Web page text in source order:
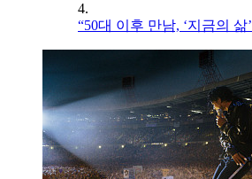
4.
“50대 이후 만남, ‘지금의